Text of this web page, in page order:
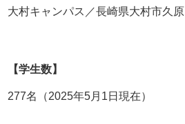
大村キャンパス／長崎県大村市久原
【学生数】
277名（2025年5月1日現在）